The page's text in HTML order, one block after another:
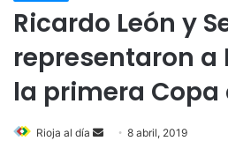
Ricardo León y
representaron a
la primera Copa
Rioja al día 8 abril, 2019